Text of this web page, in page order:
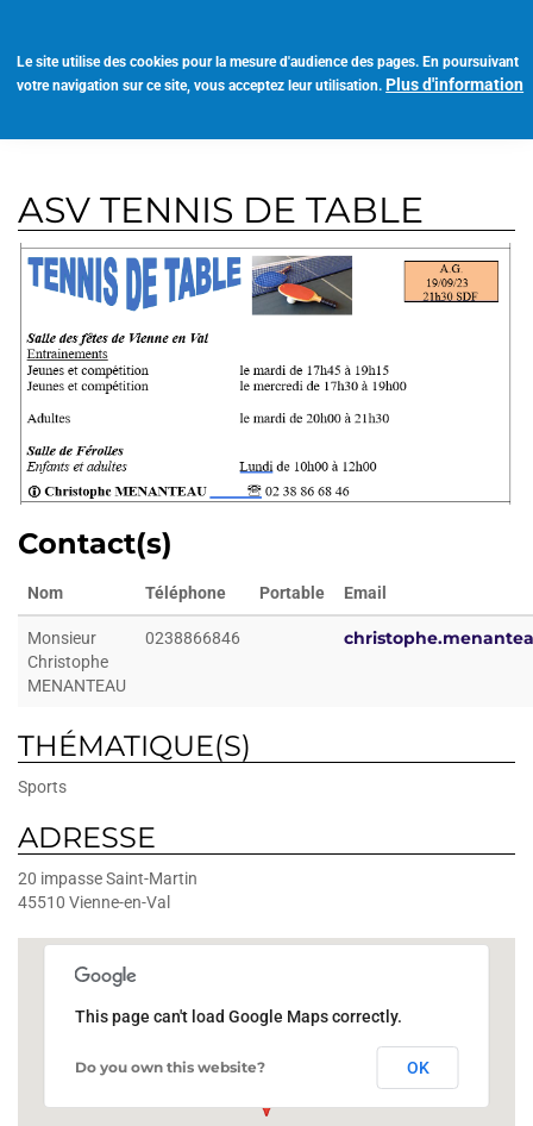
Le site utilise des cookies pour la mesure d'audience des pages. En poursuivant
votre navigation sur ce site, vous acceptez leur utilisation. Plus d'information
contenu
principal
ASV TENNIS DE TABLE
Contact(s)
Nom Téléphone Portable Email
Monsieur
Christophe
MENANTEAU
0238866846
THÉMATIQUE(S)
Sports
ADRESSE
20 impasse Saint-Martin
45510 Vienne-en-Val
This page can't load Google Maps correctly.
Do you own this website? OK